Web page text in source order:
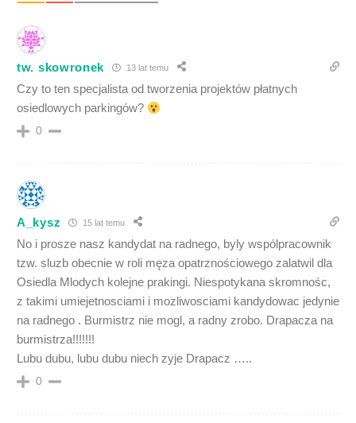
tw. skowronek 13 lat temu
Czy to ten specjalista od tworzenia projektów płatnych
osiedlowych parkingów?
0
A_kysz 15 lat temu
No i prosze nasz kandydat na radnego, byly wspólpracownik
tzw. sluzb obecnie w roli męza opatrznościowego zalatwil dla
Osiedla Mlodych kolejne prakingi. Niespotykana skromnośc,
z takimi umiejetnosciami i mozliwosciami kandydowac jedynie
na radnego . Burmistrz nie mogl, a radny zrobo. Drapacza na
burmistrza!!!!!!!
Lubu dubu, lubu dubu niech zyje Drapacz …..
0